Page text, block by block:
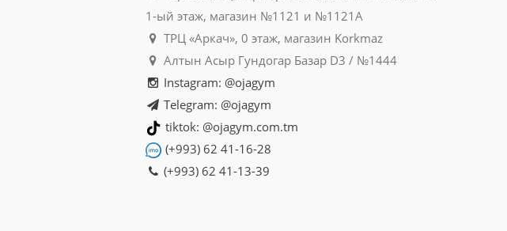
1-ый этаж, магазин №1121 и №1121A
ТРЦ «Аркач», 0 этаж, магазин Korkmaz
Алтын Асыр Гундогар Базар D3 / №1444
Instagram: @ojagym
Telegram: @ojagym
tiktok: @ojagym.com.tm
(+993) 62 41-16-28
(+993) 62 41-13-39